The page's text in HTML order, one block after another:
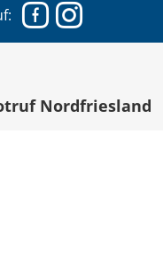
FacebookInstagram
Nordfriesland